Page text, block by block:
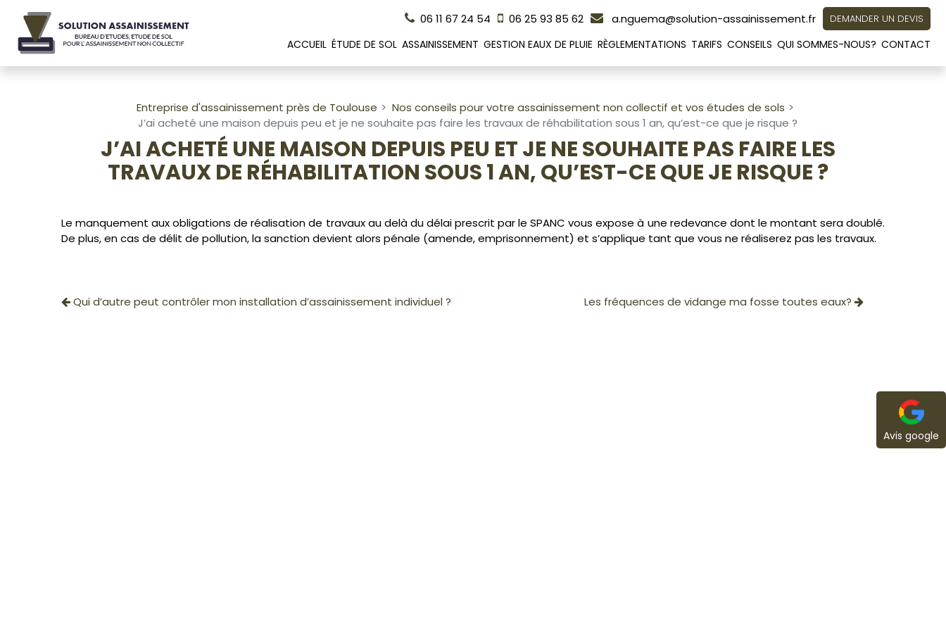
06 11 67 24 54 06 25 93 85 62 a.nguema@solution-assainissement.fr DEMANDER UN DEVIS
ACCUEIL ÉTUDE DE SOL ASSAINISSEMENT GESTION EAUX DE PLUIE RÈGLEMENTATIONS TARIFS CONSEILS QUI SOMMES-NOUS? CONTACT
Entreprise d'assainissement près de Toulouse
Nos conseils pour votre assainissement non collectif et vos études de sols
J’ai acheté une maison depuis peu et je ne souhaite pas faire les travaux de réhabilitation sous 1 an, qu’est-ce que je risque ?
J’AI ACHETÉ UNE MAISON DEPUIS PEU ET JE NE SOUHAITE PAS FAIRE LES
TRAVAUX DE RÉHABILITATION SOUS 1 AN, QU’EST-CE QUE JE RISQUE ?
Le manquement aux obligations de réalisation de travaux au delà du délai prescrit par le SPANC vous expose à une redevance dont le montant sera doublé.
De plus, en cas de délit de pollution, la sanction devient alors pénale (amende, emprisonnement) et s’applique tant que vous ne réaliserez pas les travaux.
Qui d’autre peut contrôler mon installation d’assainissement individuel ? Les fréquences de vidange ma fosse toutes eaux?
Avis google